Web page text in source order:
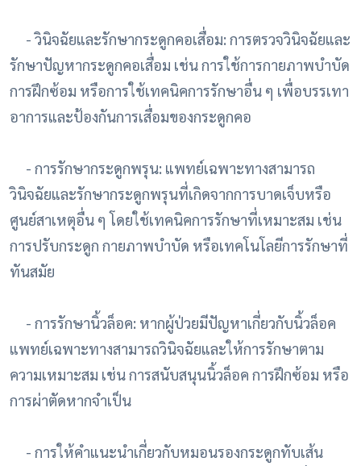
- วินิจฉัยและรักษากระดูกคอเสื่อม: การตรวจวินิจฉัยและ
รักษาปัญหากระดูกคอเสื่อม เช่น การใช้การกายภาพบำบัด
การฝึกซ้อม หรือการใช้เทคนิคการรักษาอื่น ๆ เพื่อบรรเทา
อาการและป้องกันการเสื่อมของกระดูกคอ
- การรักษากระดูกพรุน: แพทย์เฉพาะทางสามารถ
วินิจฉัยและรักษากระดูกพรุนที่เกิดจากการบาดเจ็บหรือ
ศูนย์สาเหตุอื่น ๆ โดยใช้เทคนิคการรักษาที่เหมาะสม เช่น
การปรับกระดูก กายภาพบำบัด หรือเทคโนโลยีการรักษาที่
ทันสมัย
- การรักษานิ้วล็อค: หากผู้ป่วยมีปัญหาเกี่ยวกับนิ้วล็อค
แพทย์เฉพาะทางสามารถวินิจฉัยและให้การรักษาตาม
ความเหมาะสม เช่น การสนับสนุนนิ้วล็อค การฝึกซ้อม หรือ
การผ่าตัดหากจำเป็น
- การให้คำแนะนำเกี่ยวกับหมอนรองกระดูกทับเส้น